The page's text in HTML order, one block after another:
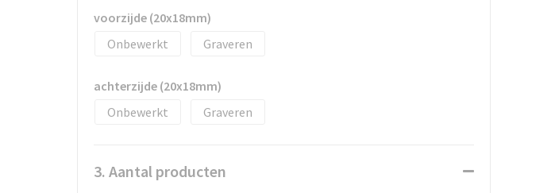
voorzijde (20x18mm)
Onbewerkt
Graveren
achterzijde (20x18mm)
Onbewerkt
Graveren
3. Aantal producten